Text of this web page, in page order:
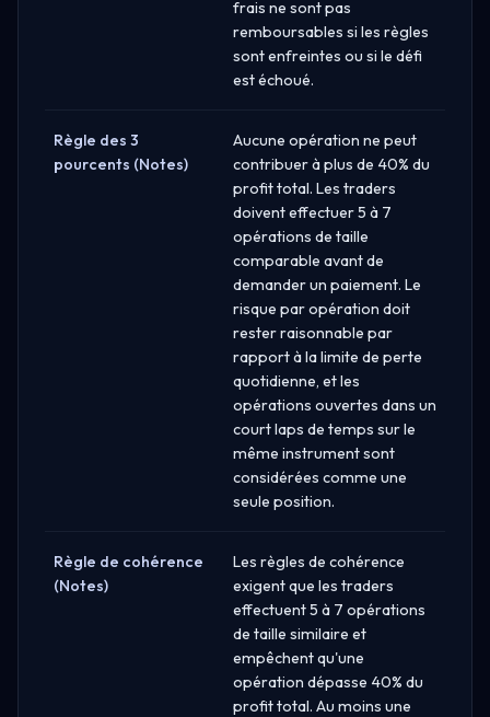
frais ne sont pas
remboursables si les règles
sont enfreintes ou si le défi
est échoué.
Règle des 3
pourcents (Notes)
Aucune opération ne peut
contribuer à plus de 40% du
profit total. Les traders
doivent effectuer 5 à 7
opérations de taille
comparable avant de
demander un paiement. Le
risque par opération doit
rester raisonnable par
rapport à la limite de perte
quotidienne, et les
opérations ouvertes dans un
court laps de temps sur le
même instrument sont
considérées comme une
seule position.
Règle de cohérence
(Notes)
Les règles de cohérence
exigent que les traders
effectuent 5 à 7 opérations
de taille similaire et
empêchent qu'une
opération dépasse 40% du
profit total. Au moins une